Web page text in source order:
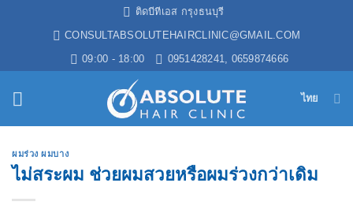
เนื้อหา
ติดบีทีเอส กรุงธนบุรี
CONSULTABSOLUTEHAIRCLINIC@GMAIL.COM
09:00 - 18:00
0951428241, 0659874666
ไทย
ผมร่วง ผมบาง
ไม่สระผม ช่วยผมสวยหรือผมร่วงกว่าเดิม